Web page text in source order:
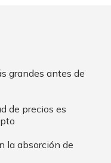
grandes antes de
de precios es
la absorción de